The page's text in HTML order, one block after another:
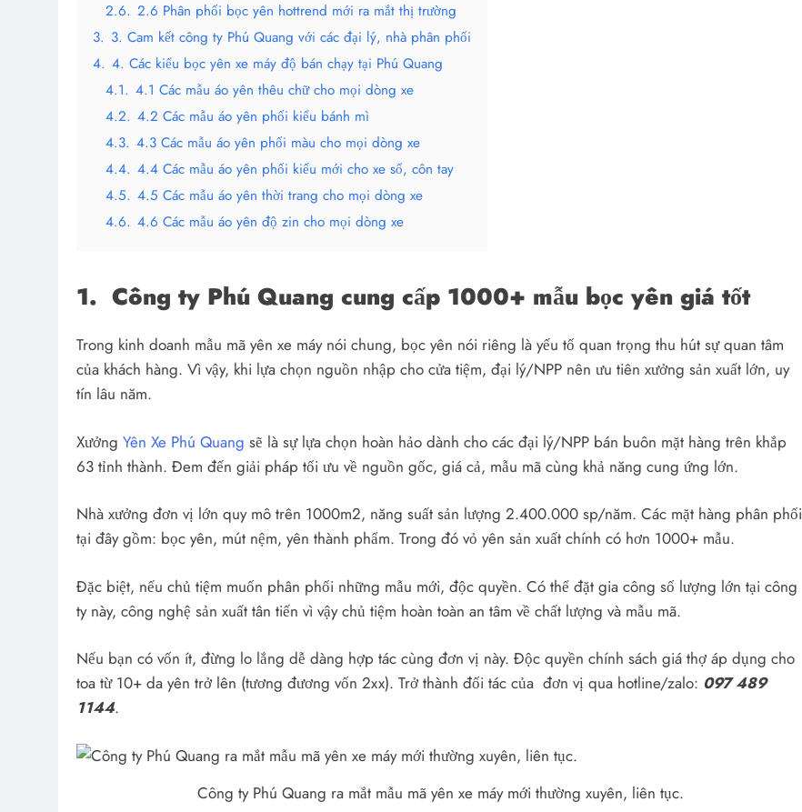
2.6. 2.6 Phân phối bọc yên hottrend mới ra mắt thị trường
3. 3. Cam kết công ty Phú Quang với các đại lý, nhà phân phối
4. 4. Các kiểu bọc yên xe máy độ bán chạy tại Phú Quang
4.1. 4.1 Các mẫu áo yên thêu chữ cho mọi dòng xe
4.2. 4.2 Các mẫu áo yên phối kiểu bánh mì
4.3. 4.3 Các mẫu áo yên phối màu cho mọi dòng xe
4.4. 4.4 Các mẫu áo yên phối kiểu mới cho xe số, côn tay
4.5. 4.5 Các mẫu áo yên thời trang cho mọi dòng xe
4.6. 4.6 Các mẫu áo yên độ zin cho mọi dòng xe
1. Công ty Phú Quang cung cấp 1000+ mẫu bọc yên giá tốt
Trong kinh doanh mẫu mã yên xe máy nói chung, bọc yên nói riêng là yếu tố quan trọng thu hút sự quan tâm
của khách hàng. Vì vậy, khi lựa chọn nguồn nhập cho cửa tiệm, đại lý/NPP nên ưu tiên xưởng sản xuất lớn, uy
tín lâu năm.
Xưởng Yên Xe Phú Quang sẽ là sự lựa chọn hoàn hảo dành cho các đại lý/NPP bán buôn mặt hàng trên khắp
63 tỉnh thành. Đem đến giải pháp tối ưu về nguồn gốc, giá cả, mẫu mã cùng khả năng cung ứng lớn.
Nhà xưởng đơn vị lớn quy mô trên 1000m2, năng suất sản lượng 2.400.000 sp/năm. Các mặt hàng phân phối
tại đây gồm: bọc yên, mút nệm, yên thành phẩm. Trong đó vỏ yên sản xuất chính có hơn 1000+ mẫu.
Đặc biệt, nếu chủ tiệm muốn phân phối những mẫu mới, độc quyền. Có thể đặt gia công số lượng lớn tại công
ty này, công nghệ sản xuất tân tiến vì vậy chủ tiệm hoàn toàn an tâm về chất lượng và mẫu mã.
Nếu bạn có vốn ít, đừng lo lắng dễ dàng hợp tác cùng đơn vị này. Độc quyền chính sách giá thợ áp dụng cho
toa từ 10+ da yên trở lên (tương đương vốn 2xx). Trở thành đối tác của đơn vị qua hotline/zalo: 097 489
1144.
Công ty Phú Quang ra mắt mẫu mã yên xe máy mới thường xuyên, liên tục.